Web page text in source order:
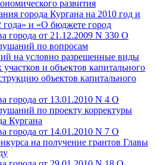
развития
города Кургана на 2010 год и
и «О бюджете город
от 21.12.2009 N 330 О
по вопросам
на условно разрешенные виды
и объектов капитального
объектов капитального
от 13.01.2010 N 4 О
по проекту корректуры
Кургана
от 14.01.2010 N 7 О
на получение грантов Главы